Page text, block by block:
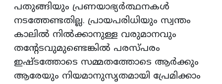
പതുങ്ങിയും പ്രണയാഭ്യര്‍ത്ഥനകള്‍
നടത്തേണ്ടതില്ല. പ്രായപരിധിയും സ്വന്തം
കാലില്‍ നില്‍ക്കാനുള്ള വരുമാനവും
തന്റേടവുമുണ്ടെങ്കില്‍ പരസ്പരം
ഇഷ്ടത്തോടെ സമ്മതത്തോടെ ആര്‍ക്കും
ആരേയും നിയമാനുസൃതമായി പ്രേമിക്കാം